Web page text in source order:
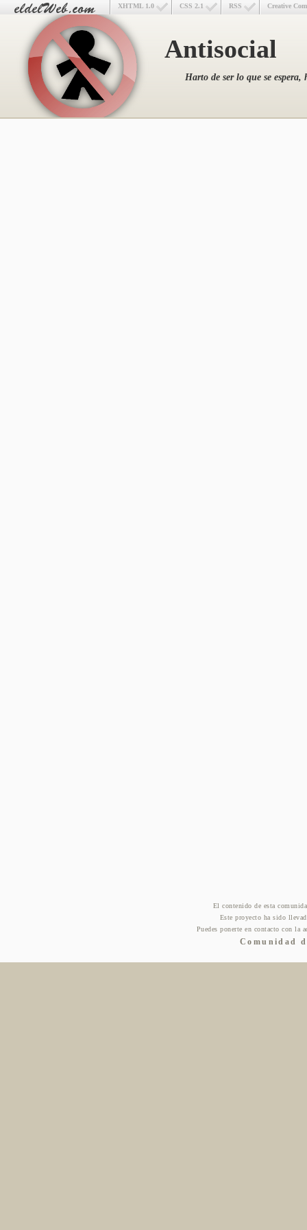
Creative
RSS
CSS 2.1
XHTML 1.0
Antisocial
Harto de ser lo que se
El contenido de esta
Este proyecto ha sido
Puedes ponerte en contacto con
Comunidad